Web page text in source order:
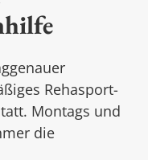
Rehasport-
Montags und
die